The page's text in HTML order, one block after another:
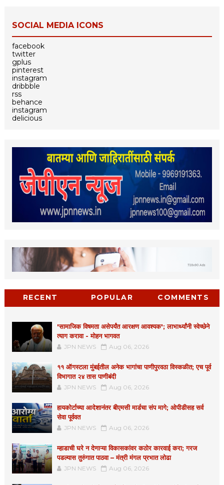
SOCIAL MEDIA ICONS
facebook
twitter
gplus
pinterest
instagram
dribbble
rss
behance
instagram
delicious
RECENT POPULAR COMMENTS
'सामाजिक विषमता असेपर्यंत आरक्षण आवश्यक'; लाभार्थ्यांनी स्वेच्छेने
त्याग करावा - मोहन भागवत
JPN NEWS Aug 06, 2026
११ ऑगस्टला मुंबईतील अनेक भागांचा पाणीपुरवठा विस्कळीत; एच पूर्व
विभागात २४ तास पाणीबंदी
JPN NEWS Aug 06, 2026
हायकोर्टाच्या आदेशानंतर बीएमसी मार्डचा संप मागे; ओपीडीसह सर्व
सेवा पूर्ववत
JPN NEWS Aug 06, 2026
म्हाडाची घरे न देणाऱ्या विकासकांवर कठोर कारवाई करा; गरज
पडल्यास तुरुंगात पाठवा – मंत्री मंगल प्रभात लोढा
JPN NEWS Aug 06, 2026